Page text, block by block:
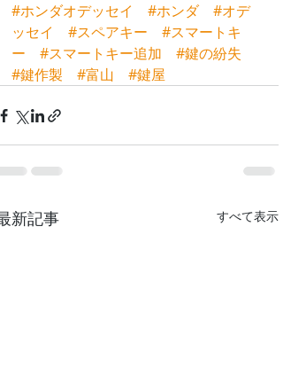
#ホンダオデッセイ #ホンダ
#オデ
ッセイ
#スペアキー
#スマートキ
ー
#スマートキー追加
#鍵の紛失
#鍵作製
#富山 #鍵屋
新記事 すべて表示